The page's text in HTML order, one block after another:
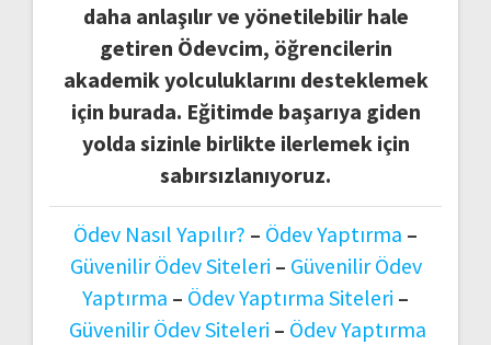
daha anlaşılır ve yönetilebilir hale
getiren Ödevcim, öğrencilerin
akademik yolculuklarını desteklemek
için burada. Eğitimde başarıya giden
yolda sizinle birlikte ilerlemek için
sabırsızlanıyoruz.
Ödev Nasıl Yapılır? – Ödev Yaptırma –
Güvenilir Ödev Siteleri – Güvenilir Ödev
Yaptırma – Ödev Yaptırma Siteleri –
Güvenilir Ödev Siteleri – Ödev Yaptırma